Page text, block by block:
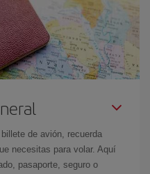
de avión, recuerda
necesitas para volar. Aquí
pasaporte, seguro o